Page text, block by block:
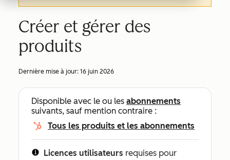
Créer et gérer des
produits
Dernière mise à jour: 16 juin 2026
Disponible avec le ou les abonnements
suivants, sauf mention contraire :
Tous les produits et les abonnements
Licences utilisateurs requises pour